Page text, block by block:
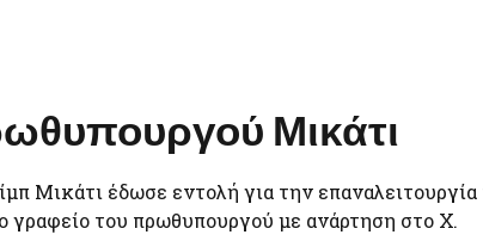
Μικάτι
Μικάτι έδωσε εντολή για την
γραφείο του πρωθυπουργού με ανάρτηση στο Χ.